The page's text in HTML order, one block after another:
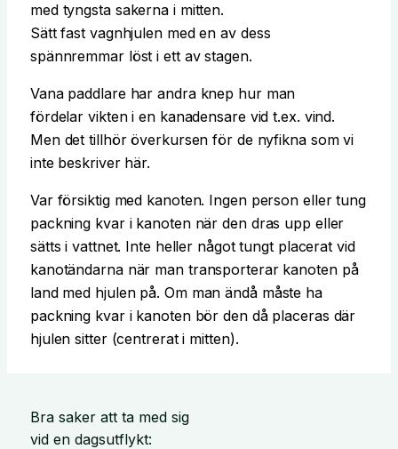
med tyngsta sakerna i mitten.
Sätt fast vagnhjulen med en av dess
spännremmar löst i ett av stagen.
Vana paddlare har andra knep hur man
fördelarvikten i en kanadensare vid t.ex. vind.
Men det tillhör överkursen för de nyfikna som vi
inte beskriver här.
Var försiktig med kanoten. Ingen person eller tung
packning kvar i kanoten när den dras upp eller
sätts i vattnet. Inte heller något tungt placerat vid
kanotändarna när man transporterar kanoten på
land med hjulen på. Om man ändå måste ha
packning kvar i kanoten bör den då placeras där
hjulen sitter (centrerat i mitten).
Bra saker att ta med sig
vid en dagsutflykt: